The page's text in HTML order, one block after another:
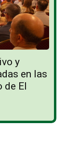
y
en las
de El